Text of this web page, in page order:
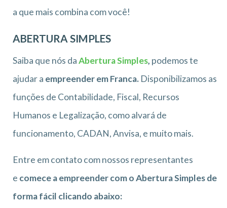
a que mais combina com você!
ABERTURA SIMPLES
Saiba que nós daAbertura Simples, podemos te
ajudar a empreender em Franca. Disponibilizamos as
funções de Contabilidade, Fiscal, Recursos
Humanos e Legalização, como alvará de
funcionamento, CADAN, Anvisa, e muito mais.
Entre em contato com nossos representantes
e comece a empreender com o Abertura Simples de
forma fácil clicando abaixo: